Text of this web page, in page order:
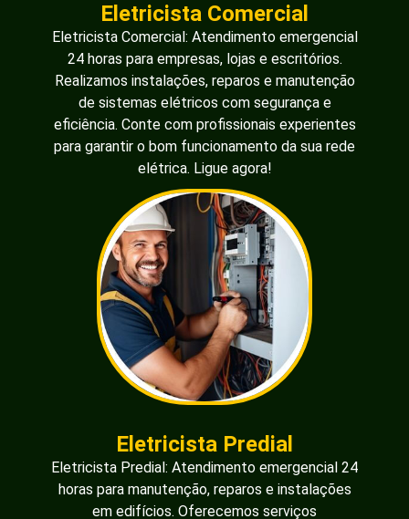
Eletricista Comercial
Eletricista Comercial: Atendimento emergencial
24 horas para empresas, lojas e escritórios.
Realizamos instalações, reparos e manutenção
de sistemas elétricos com segurança e
eficiência. Conte com profissionais experientes
para garantir o bom funcionamento da sua rede
elétrica. Ligue agora!
Eletricista Predial
Eletricista Predial: Atendimento emergencial 24
horas para manutenção, reparos e instalações
em edifícios. Oferecemos serviços